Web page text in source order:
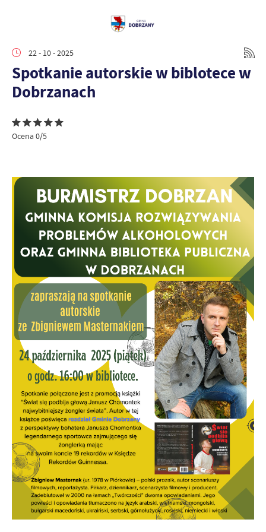
22 - 10 - 2025
Spotkanie autorskie w biblotece w
Dobrzanach
Ocena 0/5